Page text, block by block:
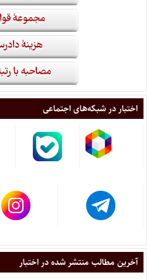
اختبار در شبکه‌های اجتماعی
آخرین مطالب منتشر شده در اختبار